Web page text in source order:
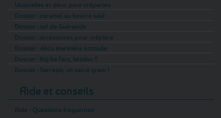
Ustensiles et déco pour crêperies
Dossier : caramel au beurre salé
Dossier : sel de Guérande
Dossier : accessoires pour crêpière
Dossier : déco marinière attitude
Dossier : Kig ha Farz, kézako ?
Dossier : Sarrasin, un sacré grain !
Aide et conseils
Aide - Questions fréquentes